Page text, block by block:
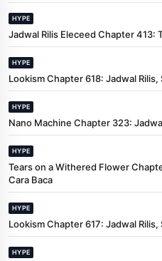
HYPE
Jadwal Rilis Eleceed Chapter 413:
HYPE
Lookism Chapter 618: Jadwal Rilis,
HYPE
Nano Machine Chapter 323:
HYPE
Tears on a Withered Flower
Cara Baca
HYPE
Lookism Chapter 617: Jadwal
HYPE